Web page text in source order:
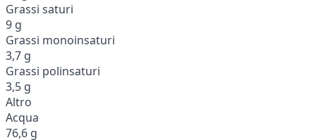
Grassi saturi
9 g
Grassi monoinsaturi
3,7 g
Grassi polinsaturi
3,5 g
Altro
Acqua
76,6 g